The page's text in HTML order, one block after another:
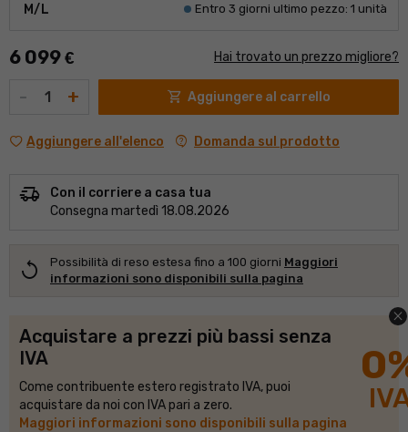
M/L Entro 3 giorni ultimo pezzo: 1 unità
6 099€ Hai trovato un prezzo migliore?
- + shopping_cart Aggiungere al carrello
Aggiungere all'elenco contact_support Domanda sul prodotto
delivery_truck_speed
Con il corriere a casa tua
Consegna martedì 18.08.2026
replay Possibilità di reso estesa fino a 100 giorni Maggiori
informazioni sono disponibili sulla pagina
close
Acquistare a prezzi più bassi senza
IVA
Come contribuente estero registrato IVA, puoi
acquistare da noi con IVA pari a zero.
Maggiori informazioni sono disponibili sulla pagina